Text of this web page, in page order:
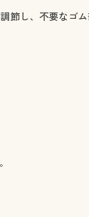
し、不要なゴム